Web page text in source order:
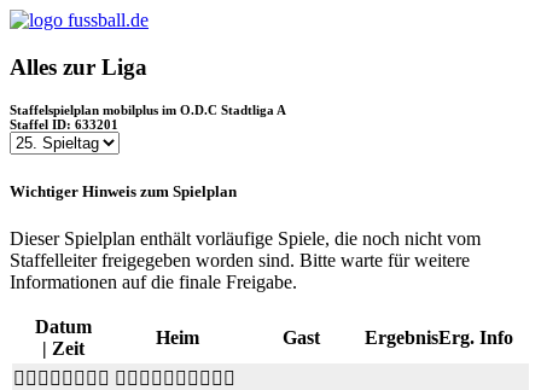
fussball.de
Alles zur Liga
Staffelspielplan mobilplus im O.D.C Stadtliga A
Staffel ID: 633201
Wichtiger Hinweis zum Spielplan
Dieser Spielplan enthält vorläufige Spiele, die noch nicht vom
Staffelleiter freigegeben worden sind. Bitte warte für weitere
Informationen auf die finale Freigabe.
Datum
| Zeit
Heim Gast ErgebnisErg. Info
 